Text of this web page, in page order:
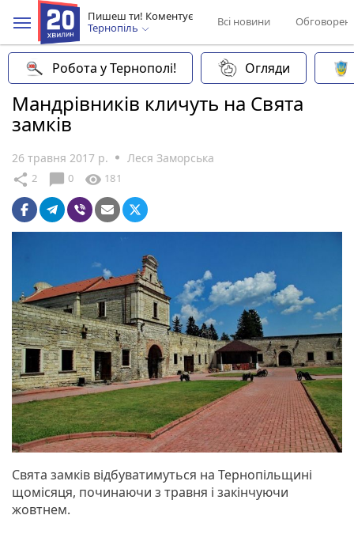
Пишеш ти! Коментує
Тернопіль
Всі новини
Робота у Тернополі! Огляди
Мандрівників кличуть на Свята
замків
26 травня 2017 р. Леся Заморська
share 2 chat_bubble 0 visibility 181
Свята замків відбуватимуться на Тернопільщині
щомісяця, починаючи з травня і закінчуючи
жовтнем.